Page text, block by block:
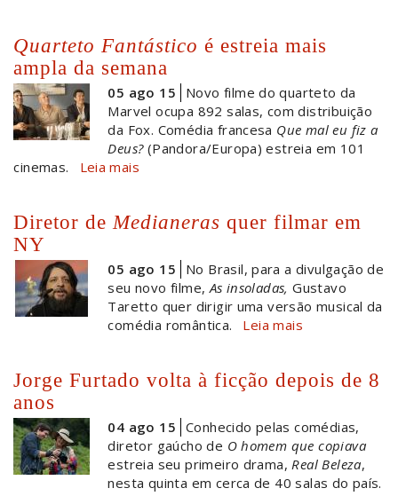
Quarteto Fantástico é estreia mais
ampla da semana
05 ago 15
Novo filme do quarteto da
Marvel ocupa 892 salas, com distribuição
da Fox. Comédia francesa Que mal eu fiz a
Deus?(Pandora/Europa) estreia em 101
cinemas.
Leia mais
Diretor de Medianeras quer filmar em
NY
05 ago 15
No Brasil, para a divulgação de
seu novo filme, As insoladas, Gustavo
Taretto quer dirigir uma versão musical da
comédia romântica.
Leia mais
Jorge Furtado volta à ficção depois de 8
anos
04 ago 15 Conhecido pelas comédias,
diretor gaúcho de O homem que copiava
estreia seu primeiro drama, Real Beleza,
nesta quinta em cerca de 40 salas do país.